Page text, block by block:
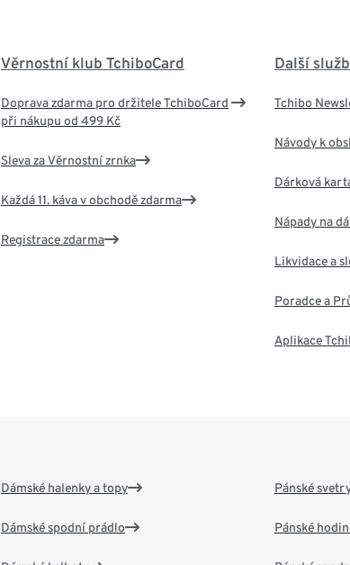
Věrnostní klub TchiboCard
Doprava zdarma pro držitele TchiboCard
při nákupu od 499 Kč
Sleva za Věrnostní zrnka
Každá 11. káva v obchodě zdarma
Registrace zdarma
Další
Tchibo
Návody k
Dárková
Nápady na
Likvidace a
Poradce a
Aplikace
Dámské halenky a topy
Dámské spodní prádlo
Pánské
Pánské